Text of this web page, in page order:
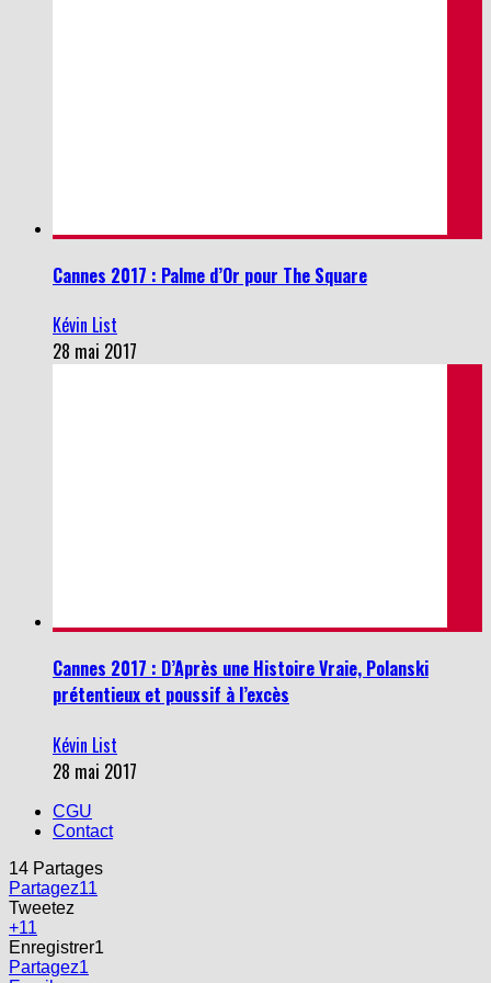
Cannes 2017 : Palme d’Or pour The Square
Kévin List
28 mai 2017
Cannes 2017 : D’Après une Histoire Vraie, Polanski
prétentieux et poussif à l’excès
Kévin List
28 mai 2017
CGU
Contact
14 Partages
Partagez11
Tweetez
+11
Enregistrer1
Partagez1